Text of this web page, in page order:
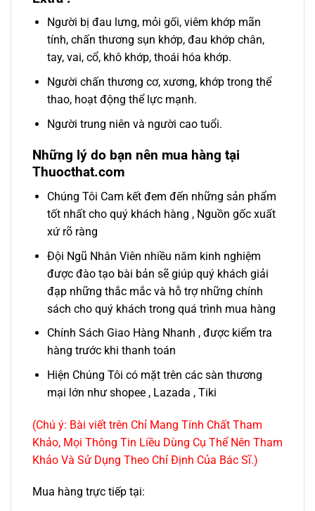
Người bị đau lưng, mỏi gối, viêm khớp mãn
tính, chấn thương sụn khớp, đau khớp chân,
tay, vai, cổ, khô khớp, thoái hóa khớp.
Người chấn thương cơ, xương, khớp trong thể
thao, hoạt động thể lực mạnh.
Người trung niên và người cao tuổi.
Những lý do bạn nên mua hàng tại
Thuocthat.com
Chúng Tôi Cam kết đem đến những sản phẩm
tốt nhất cho quý khách hàng , Nguồn gốc xuất
xứ rõ ràng
Đội Ngũ Nhân Viên nhiều năm kinh nghiệm
được đào tạo bài bản sẽ giúp quý khách giải
đạp những thắc mắc và hỗ trợ những chính
sách cho quý khách trong quá trình mua hàng
Chính Sách Giao Hàng Nhanh , được kiểm tra
hàng trước khi thanh toán
Hiện Chúng Tôi có mặt trên các sàn thương
mại lớn như shopee , Lazada , Tiki
(Chú ý: Bài viết trên Chỉ Mang Tính Chất Tham
Khảo, Mọi Thông Tin Liều Dùng Cụ Thể Nên Tham
Khảo Và Sử Dụng Theo Chỉ Định Của Bác Sĩ.)
Mua hàng trực tiếp tại: